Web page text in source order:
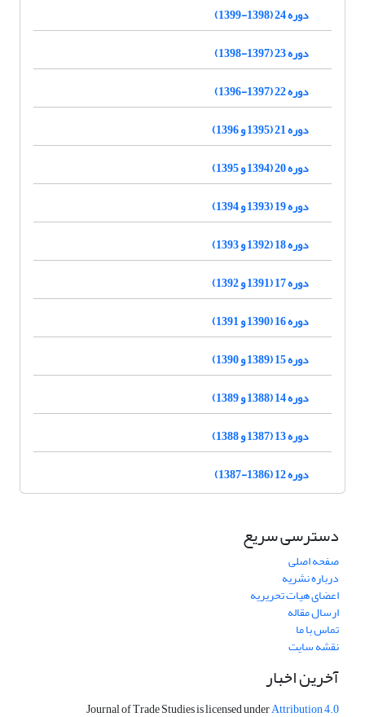
دوره 24 (1398-1399)
دوره 23 (1397-1398)
دوره 22 (1397-1396)
دوره 21 (1395 و 1396)
دوره 20 (1394 و 1395)
دوره 19 (1393 و 1394)
دوره 18 (1392 و 1393)
دوره 17 (1391 و 1392)
دوره 16 (1390 و 1391)
دوره 15 (1389 و 1390)
دوره 14 (1388 و 1389)
دوره 13 (1387 و 1388)
دوره 12 (1386-1387)
دسترسی سریع
صفحه اصلی
درباره نشریه
اعضای هیات تحریریه
ارسال مقاله
تماس با ما
نقشه سایت
آخرین اخبار
Journal of Trade Studies is licensed underAttribution 4.0